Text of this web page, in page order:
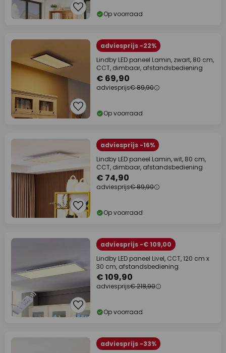
Op voorraad
adviesprijs -22%
Lindby LED paneel Lamin, zwart, 80 cm,
CCT, dimbaar, afstandsbediening
€ 69,90
adviesprijs€ 89,90
Op voorraad
adviesprijs -16%
Lindby LED paneel Lamin, wit, 80 cm,
CCT, dimbaar, afstandsbediening
€ 74,90
adviesprijs€ 89,90
Op voorraad
adviesprijs -€ 109,00
Lindby LED paneel Livel, CCT, 120 cm x
30 cm, afstandsbediening
€ 109,90
adviesprijs€ 218,90
Op voorraad
adviesprijs -33%